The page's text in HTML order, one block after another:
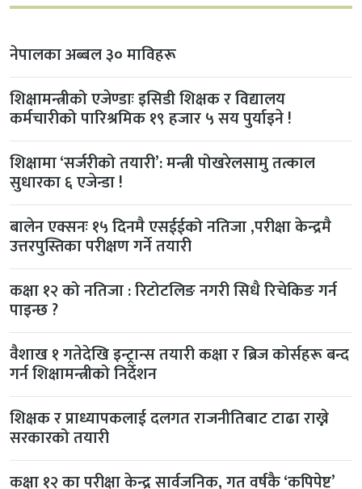
नेपालका अब्बल ३० माविहरू
शिक्षामन्त्रीको एजेण्डाः इसिडी शिक्षक र विद्यालय
कर्मचारीको पारिश्रमिक १९ हजार ५ सय पुर्याइने !
शिक्षामा ‘सर्जरीको तयारी’: मन्त्री पोखरेलसामु तत्काल
सुधारका ६ एजेन्डा !
बालेन एक्सनः १५ दिनमै एसईईको नतिजा ,परीक्षा केन्द्रमै
उत्तरपुस्तिका परीक्षण गर्ने तयारी
कक्षा १२ को नतिजा : रिटोटलिङ नगरी सिधै रिचेकिङ गर्न
पाइन्छ ?
वैशाख १ गतेदेखि इन्ट्रान्स तयारी कक्षा र ब्रिज कोर्सहरू बन्द
गर्न शिक्षामन्त्रीको निर्देशन
शिक्षक र प्राध्यापकलाई दलगत राजनीतिबाट टाढा राख्ने
सरकारको तयारी
कक्षा १२ का परीक्षा केन्द्र सार्वजनिक, गत वर्षकै ‘कपिपेष्ट’